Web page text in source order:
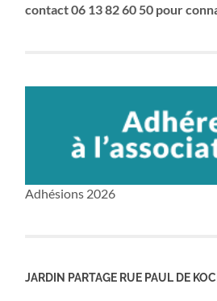
contact 06 13 82 60 50 pour
Adhésions 2026
JARDIN PARTAGE RUE PAUL DE